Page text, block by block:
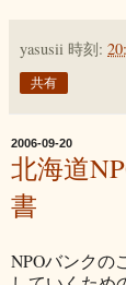
yasusii 時刻:
共有
2006-09-20
北海道
書
NPOバンクの